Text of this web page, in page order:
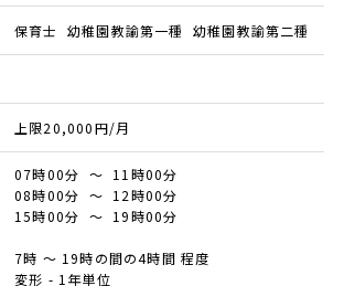
保育士 幼稚園教諭第一種 幼稚園教諭第二種
上限20,000円/月
07時00分 ～ 11時00分
08時00分 ～ 12時00分
15時00分 ～ 19時00分
7時 ～ 19時の間の4時間 程度
変形 - 1年単位